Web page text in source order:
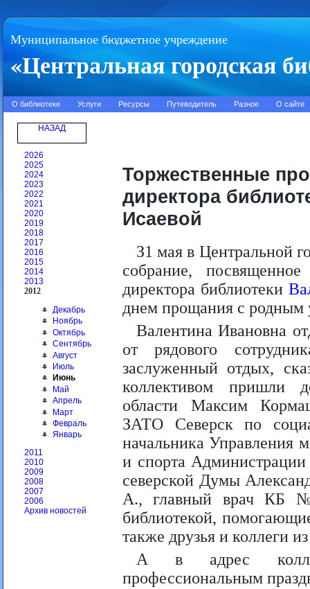
Муниципальное бюджетное учреждение
«Центральная городская
О библиотеке Услуги Ресурсы Путеводитель Разное О сайте
НАЗАД
2026
2025
2024
2023
2022
2021
2020
2019
2018
2017
2016
2015
2014
2013
2012
Декабрь
Ноябрь
Октябрь
Сентябрь
Август
Июль
Июнь
Май
Апрель
Март
Февраль
Январь
2011
2010
2009
2008
2007
2006
Архив новостей
Торжественные
директора
Исаевой
З1 мая в Центральной
собрание,
директора библиотеки
днем прощания с родным
Валентина Ивановна
от рядового
заслуженный отдых,
коллективом пришли
области Максим
ЗАТО Северск по
начальника Управления
и спорта
северской Думы
А., главный врач КБ
библиотекой,
также друзья и коллеги
А в адрес
профессиональным